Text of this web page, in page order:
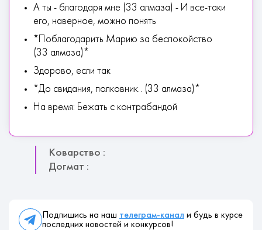
А ты - благодаря мне (33 алмаза) - И все-таки
его, наверное, можно понять
*Поблагодарить Марию за беспокойство
(33 алмаза)*
Здорово, если так
*До свидания, полковник.. (33 алмаза)*
На время: Бежать с контрабандой
Коварство :
Догмат :
Подпишись на наш телеграм-канал и будь в курсе
последних новостей и конкурсов!